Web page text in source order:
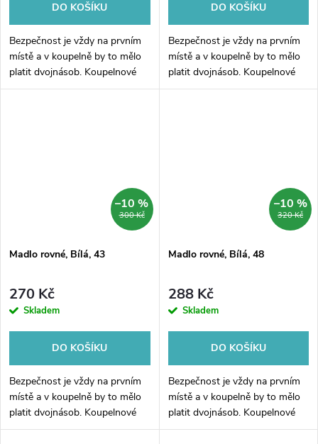
DO KOŠÍKU
Bezpečnost je vždy na prvním
místě a v koupelně by to mělo
platit dvojnásob. Koupelnové
madlo rovné pro montáž na
DO KOŠÍKU
Bezpečnost je vždy na prvním
místě a v koupelně by to mělo
platit dvojnásob. Koupelnové
madlo rovné pro montáž na
300 Kč
–10 %
Madlo rovné, Bílá, 43
270 Kč
Skladem
DO KOŠÍKU
Bezpečnost je vždy na prvním
místě a v koupelně by to mělo
platit dvojnásob. Koupelnové
madlo rovné pro montáž na
320 Kč
–10 %
Madlo rovné, Bílá, 48
288 Kč
Skladem
DO KOŠÍKU
Bezpečnost je vždy na prvním
místě a v koupelně by to mělo
platit dvojnásob. Koupelnové
madlo rovné pro montáž na